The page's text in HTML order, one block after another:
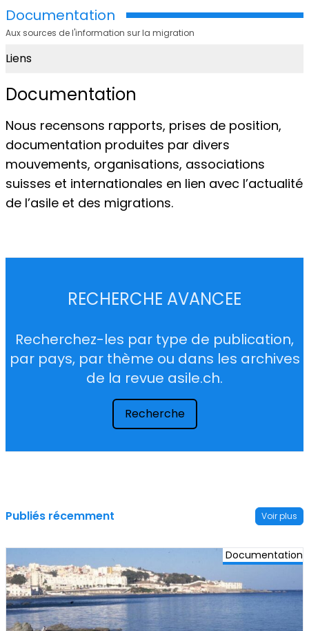
Documentation
Aux sources de l'information sur la migration
Liens
Documentation
Nous recensons rapports, prises de position,
documentation produites par divers
mouvements, organisations, associations
suisses et internationales en lien avec l’actualité
de l’asile et des migrations.
RECHERCHE AVANCEE
Recherchez-les par type de publication,
par pays, par thème ou dans les archives
de la revue asile.ch.
Recherche
Publiés récemment Voir plus
Documentation